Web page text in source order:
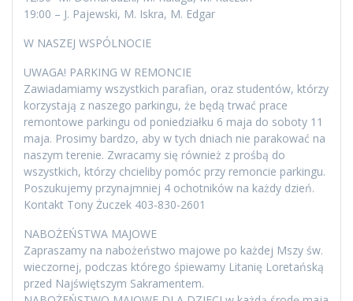
19:00 – J. Pajewski, M. Iskra, M. Edgar
W NASZEJ WSPÓLNOCIE
UWAGA! PARKING W REMONCIE
Zawiadamiamy wszystkich parafian, oraz studentów, którzy
korzystają z naszego parkingu, że będą trwać prace
remontowe parkingu od poniedziałku 6 maja do soboty 11
maja. Prosimy bardzo, aby w tych dniach nie parakować na
naszym terenie. Zwracamy się również z prośbą do
wszystkich, którzy chcieliby pomóc przy remoncie parkingu.
Poszukujemy przynajmniej 4 ochotników na każdy dzień.
Kontakt Tony Żuczek 403-830-2601
NABOŻEŃSTWA MAJOWE
Zapraszamy na nabożeństwo majowe po każdej Mszy św.
wieczornej, podczas którego śpiewamy Litanię Loretańską
przed Najświętszym Sakramentem.